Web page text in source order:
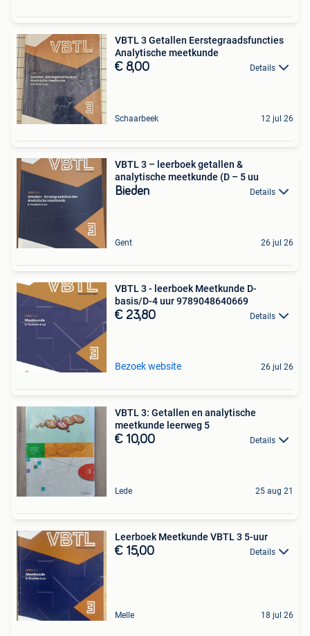
VBTL 3 Getallen Eerstegraadsfuncties
Analytische meetkunde
€ 8,00 Details
Schaarbeek 12 jul 26
VBTL 3 – leerboek getallen &
analytische meetkunde (D – 5 uu
Bieden Details
Gent 26 jul 26
VBTL 3 - leerboek Meetkunde D-
basis/D-4 uur 9789048640669
€ 23,80 Details
Bezoek website 26 jul 26
VBTL 3: Getallen en analytische
meetkunde leerweg 5
€ 10,00 Details
Lede 25 aug 21
Leerboek Meetkunde VBTL 3 5-uur
€ 15,00 Details
Melle 18 jul 26